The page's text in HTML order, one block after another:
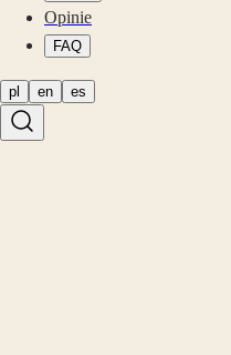
Opinie
FAQ
pl en es